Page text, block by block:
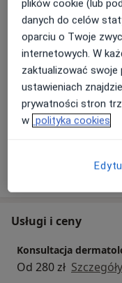
Zobacz galerię (4)
Usługi i ceny
Konsultacja
Od 280 zł Szczegóły
plików cookie (lub
danych do celów
oparciu o Twoje
internetowych. W
zaktualizować swoje
ustawieniach
prywatności stron
w polityka cookies